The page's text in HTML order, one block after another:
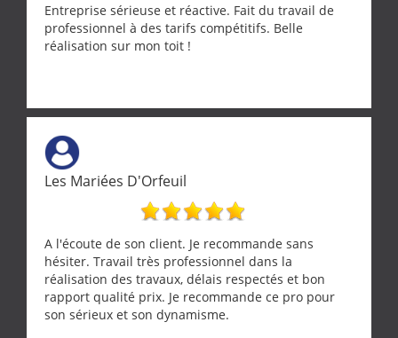
Entreprise sérieuse et réactive. Fait du travail de
professionnel à des tarifs compétitifs. Belle
réalisation sur mon toit !
Les Mariées D'Orfeuil
A l'écoute de son client. Je recommande sans
hésiter. Travail très professionnel dans la
réalisation des travaux, délais respectés et bon
rapport qualité prix. Je recommande ce pro pour
son sérieux et son dynamisme.